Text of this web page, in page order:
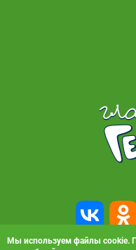
Мы используем файлы cookie.